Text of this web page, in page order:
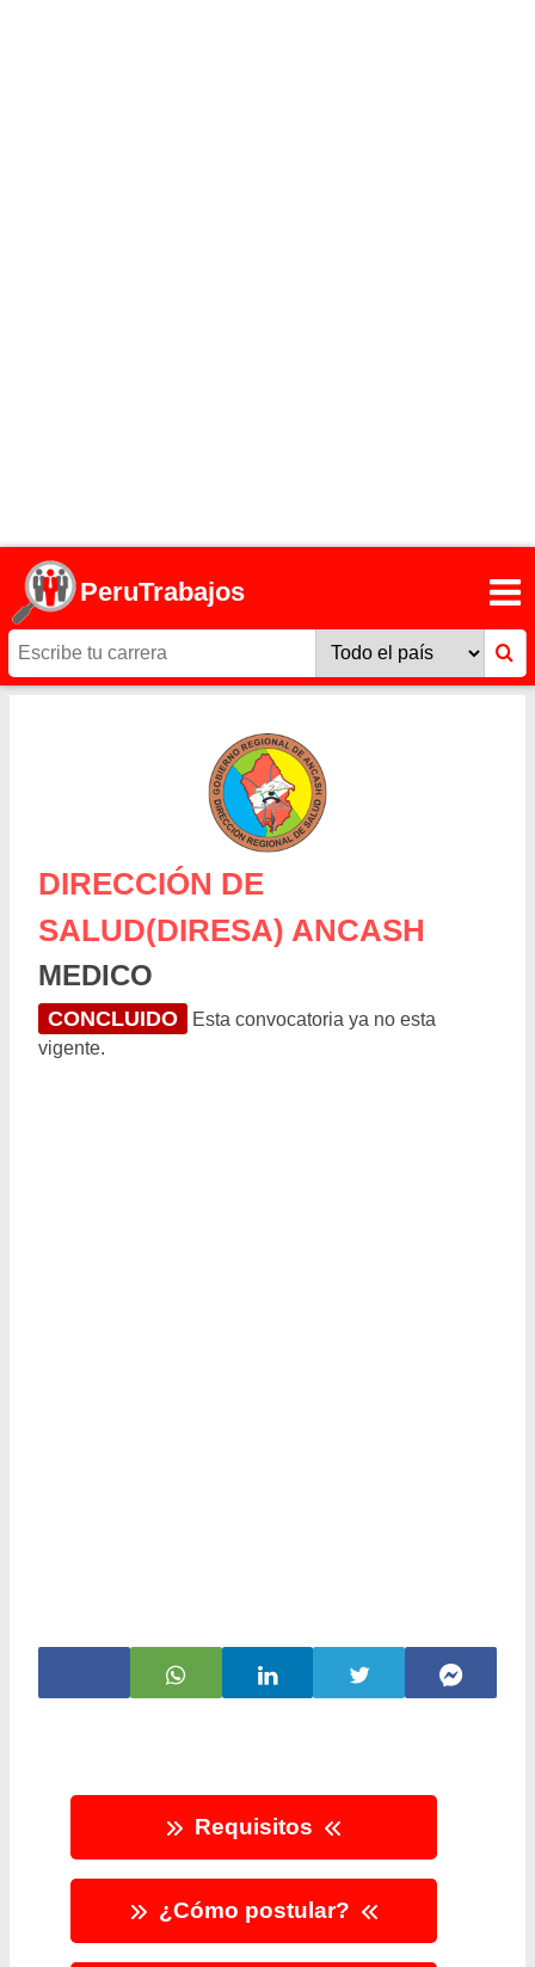
PeruTrabajos
DIRECCIÓN DE
SALUD(DIRESA) ANCASH
MEDICO
CONCLUIDO
Esta convocatoria ya no esta
vigente.
Requisitos
¿Cómo postular?